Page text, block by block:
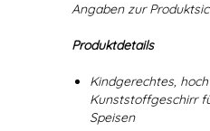
Angaben zur
Produktdetails
Kindgerechtes,
Kunststoffgeschirr
Speisen